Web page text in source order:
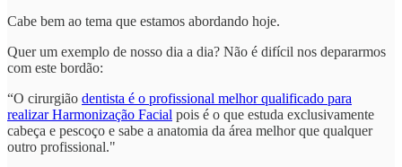
Cabe bem ao tema que estamos abordando hoje.
Quer um exemplo de nosso dia a dia? Não é difícil nos depararmos
com este bordão:
“O cirurgião dentista é o profissional melhor qualificado para
realizar Harmonização Facial pois é o que estuda exclusivamente
cabeça e pescoço e sabe a anatomia da área melhor que qualquer
outro profissional."